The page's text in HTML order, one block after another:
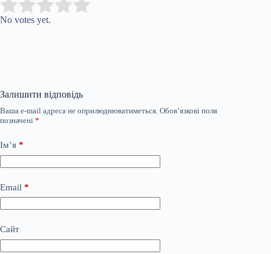
Rate this item:
No votes yet.
Залишити відповідь
Ваша e-mail адреса не оприлюднюватиметься. Обов’язкові поля
позначені *
Ім’я *
Email *
Сайт